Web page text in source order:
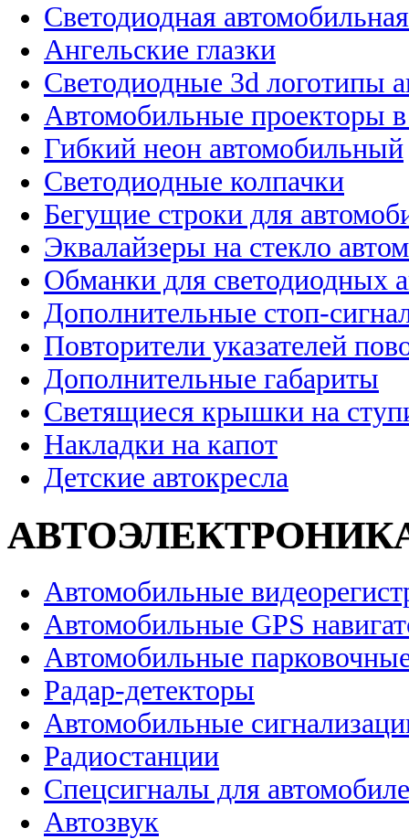
Светодиодная
Ангельские глазки
Светодиодные 3d логотипы
Автомобильные проекторы
Гибкий неон автомобильный
Светодиодные колпачки
Бегущие строки для
Эквалайзеры на стекло
Обманки для светодиодных
Дополнительные стоп-
Повторители указателей
Дополнительные габариты
Светящиеся крышки на
Накладки на капот
Детские автокресла
Автомобильные
Автомобильные GPS
Автомобильные
Радар-детекторы
Автомобильные
Радиостанции
Спецсигналы для
Автозвук